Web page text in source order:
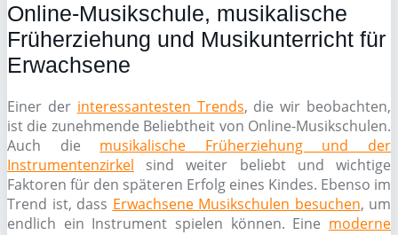
Online-Musikschule, musikalische
Früherziehung und Musikunterricht für
Erwachsene
Einer der interessantesten Trends, die wir beobachten,
ist die zunehmende Beliebtheit von Online-Musikschulen.
Auch die musikalische Früherziehung und der
Instrumentenzirkel sind weiter beliebt und wichtige
Faktoren für den späteren Erfolg eines Kindes. Ebenso im
Trend ist, dass Erwachsene Musikschulen besuchen, um
endlich ein Instrument spielen können. Eine moderne